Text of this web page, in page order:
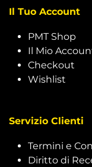
Il Tuo Account
PMT Shop
Il Mio
Checkout
Wishlist
Servizio Clienti
Termini e
Diritto di